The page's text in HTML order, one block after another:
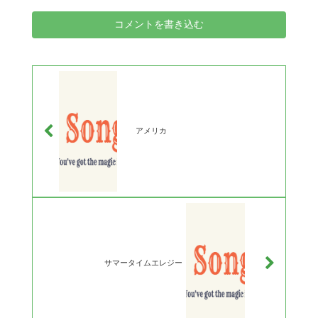
コメントを書き込む
アメリカ
サマータイムエレジー